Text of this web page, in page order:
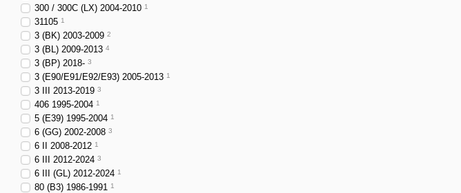
300 / 300C (LX) 2004-2010 1
31105 1
3 (BK) 2003-2009 2
3 (BL) 2009-2013 4
3 (BP) 2018- 3
3 (E90/E91/E92/E93) 2005-2013 1
3 III 2013-2019 3
406 1995-2004 1
5 (E39) 1995-2004 1
6 (GG) 2002-2008 3
6 II 2008-2012 1
6 III 2012-2024 3
6 III (GL) 2012-2024 1
80 (B3) 1986-1991 1